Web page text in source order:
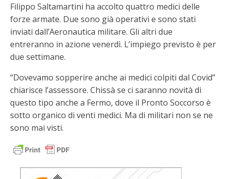
Filippo Saltamartini ha accolto quattro medici delle
forze armate. Due sono già operativi e sono stati
inviati dall’Aeronautica militare. Gli altri due
entreranno in azione venerdì. L’impiego previsto è per
due settimane.
“Dovevamo sopperire anche ai medici colpiti dal Covid”
chiarisce l’assessore. Chissà se ci saranno novità di
questo tipo anche a Fermo, dove il Pronto Soccorso è
sotto organico di venti medici. Ma di militari non se ne
sono mai visti.